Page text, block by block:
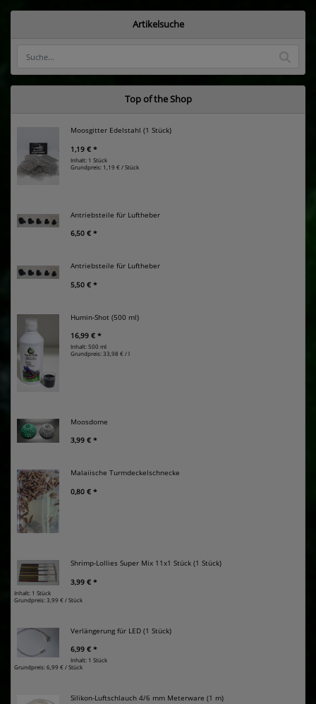
Artikelsuche
Top of the Shop
Moosgitter Edelstahl (1 Stück)
1,19 € *
Inhalt: 1 Stück
Grundpreis: 1,19 € / Stück
Antriebsteile für Luftheber
6,50 € *
Antriebsteile für Luftheber
5,50 € *
Humin-Shot (500 ml)
16,99 € *
Inhalt: 500 ml
Grundpreis:33,98 € / l
Moosdome
3,99 € *
Malaiische Turmdeckelschnecke
0,80 € *
Shrimp-Lollies Super Mix 11x1 Stück (1 Stück)
3,99 € *
Inhalt: 1 Stück
Grundpreis:3,99 € / Stück
Verlängerung für LED (1 Stück)
6,99 € *
Inhalt: 1 Stück
Grundpreis:6,99 € / Stück
Silikon-Luftschlauch 4/6 mm Meterware (1 m)